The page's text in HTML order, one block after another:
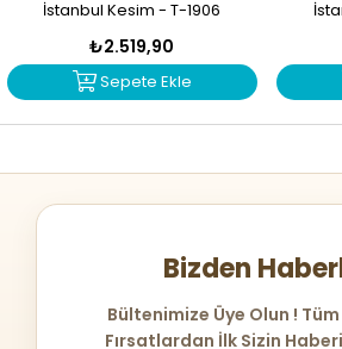
İstanbul Kesim - T-1906
₺2.519,90
Sepete Ekle
Bizden
Bültenimize Üye Olun !
Fırsatlardan İlk Sizin